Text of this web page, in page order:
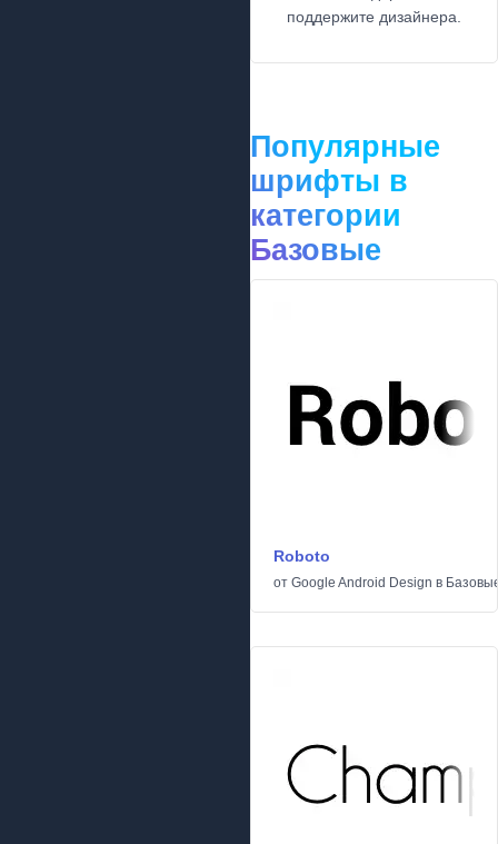
поддержите дизайнера.
Популярные
шрифты в
категории
Базовые
Roboto
от Google Android Design в